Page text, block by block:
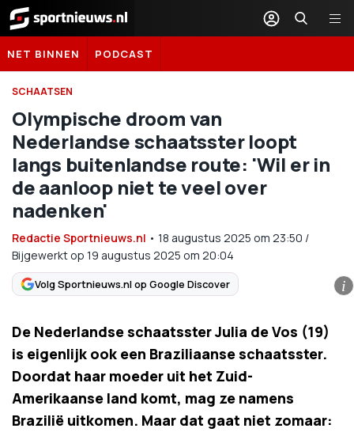
Sportnieuws.nl
NET BINNEN PODCAST
SCHAATSEN
Olympische droom van
Nederlandse schaatsster loopt
langs buitenlandse route: 'Wil er in
de aanloop niet te veel over
nadenken'
Redactie Sportnieuws.nl • 18 augustus 2025 om 23:50 /
Bijgewerkt op 19 augustus 2025 om 20:04
Volg Sportnieuws.nl op Google Discover i
De Nederlandse schaatsster Julia de Vos (19)
is eigenlijk ook een Braziliaanse schaatsster.
Doordat haar moeder uit het Zuid-
Amerikaanse land komt, mag ze namens
Brazilië uitkomen. Maar dat gaat niet zomaar: